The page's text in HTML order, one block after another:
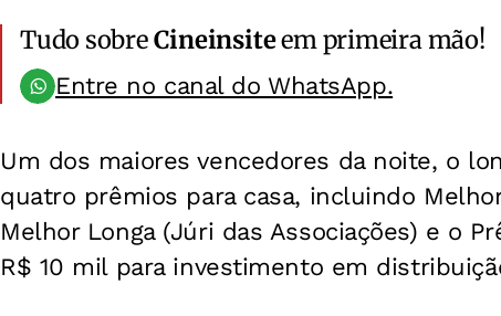
Tudo sobreCineinsiteem primeira mão!
Entre no canal do WhatsApp.
Um dos maiores vencedores da noite, o
quatro prêmios para casa, incluindo
Melhor Longa (Júri das Associações) e o
R$ 10 mil para investimento em